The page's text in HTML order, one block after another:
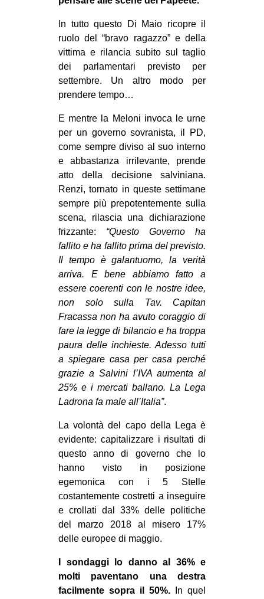
In tutto questo Di Maio ricopre il
ruolo del “bravo ragazzo” e della
vittima e rilancia subito sul taglio
dei parlamentari previsto per
settembre. Un altro modo per
prendere tempo…
E mentre la Meloni invoca le urne
per un governo sovranista, il PD,
come sempre diviso al suo interno
e abbastanza irrilevante, prende
atto della decisione salviniana.
Renzi, tornato in queste settimane
sempre più prepotentemente sulla
scena, rilascia una dichiarazione
frizzante: “Questo Governo ha
fallito e ha fallito prima del previsto.
Il tempo è galantuomo, la verità
arriva. E bene abbiamo fatto a
essere coerenti con le nostre idee,
non solo sulla Tav. Capitan
Fracassa non ha avuto coraggio di
fare la legge di bilancio e ha troppa
paura delle inchieste. Adesso tutti
a spiegare casa per casa perché
grazie a Salvini l’IVA aumenta al
25% e i mercati ballano. La Lega
Ladrona fa male all’Italia”.
La volontà del capo della Lega è
evidente: capitalizzare i risultati di
questo anno di governo che lo
hanno visto in posizione
egemonica con i 5 Stelle
costantemente costretti a inseguire
e crollati dal 33% delle politiche
del marzo 2018 al misero 17%
delle europee di maggio.
I sondaggi lo danno al 36% e
molti paventano una destra
facilmente sopra il 50%. In quel